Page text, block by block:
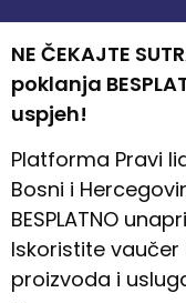
NE ČEKAJTE
poklanja
uspjeh!
Platforma Pravi
Bosni i
BESPLATNO
Iskoristite
proizvoda i